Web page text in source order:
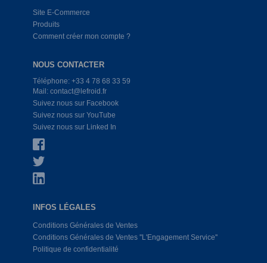
Site E-Commerce
Produits
Comment créer mon compte ?
NOUS CONTACTER
Téléphone: +33 4 78 68 33 59
Mail: contact@lefroid.fr
Suivez nous sur Facebook
Suivez nous sur YouTube
Suivez nous sur Linked In
INFOS LÉGALES
Conditions Générales de Ventes
Conditions Générales de Ventes ''L'Engagement Service''
Politique de confidentialité